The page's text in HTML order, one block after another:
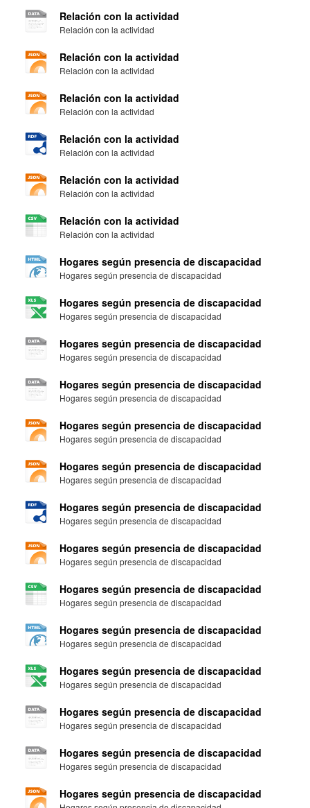
Relación con la actividad
Relación con la actividad
Relación con la actividad
Relación con la actividad
Relación con la actividad
Relación con la actividad
Relación con la actividad
Relación con la actividad
Relación con la actividad
Relación con la actividad
Relación con la actividad
Relación con la actividad
Hogares según presencia de discapacidad
Hogares según presencia de discapacidad
Hogares según presencia de discapacidad
Hogares según presencia de discapacidad
Hogares según presencia de discapacidad
Hogares según presencia de discapacidad
Hogares según presencia de discapacidad
Hogares según presencia de discapacidad
Hogares según presencia de discapacidad
Hogares según presencia de discapacidad
Hogares según presencia de discapacidad
Hogares según presencia de discapacidad
Hogares según presencia de discapacidad
Hogares según presencia de discapacidad
Hogares según presencia de discapacidad
Hogares según presencia de discapacidad
Hogares según presencia de discapacidad
Hogares según presencia de discapacidad
Hogares según presencia de discapacidad
Hogares según presencia de discapacidad
Hogares según presencia de discapacidad
Hogares según presencia de discapacidad
Hogares según presencia de discapacidad
Hogares según presencia de discapacidad
Hogares según presencia de discapacidad
Hogares según presencia de discapacidad
Hogares según presencia de discapacidad